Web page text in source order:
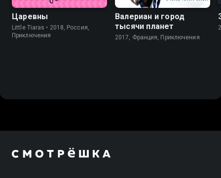
Царевны
Little Tiaras • 2018, Россия,
Приключения
Валериан и город
тысячи планет
2017, Франция, Приключения